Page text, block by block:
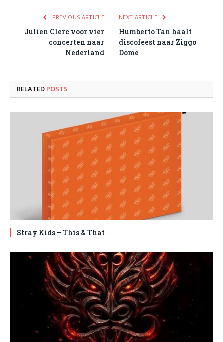
PREVIOUS ARTICLE
Julien Clerc voor vier
concerten naar
Nederland
NEXT ARTICLE
Humberto Tan haalt
discofeest naar Ziggo
Dome
RELATED POSTS
Stray Kids – This & That